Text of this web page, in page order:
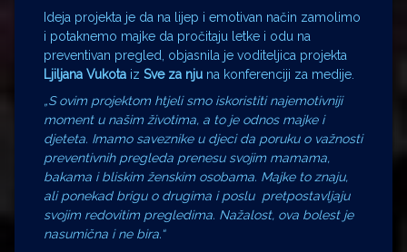
Ideja projekta je da na lijep i emotivan način zamolimo
i potaknemo majke da pročitaju letke i odu na
preventivan pregled, objasnila je voditeljica projekta
Ljiljana Vukota iz Sve za nju na konferenciji za medije.
„S ovim projektom htjeli smo iskoristiti najemotivniji
moment u našim životima, a to je odnos majke i
djeteta. Imamo saveznike u djeci da poruku o važnosti
preventivnih pregleda prenesu svojim mamama,
bakama i bliskim ženskim osobama. Majke to znaju,
ali ponekad brigu o drugima i poslu pretpostavljaju
svojim redovitim pregledima. Nažalost, ova bolest je
nasumična i ne bira.“